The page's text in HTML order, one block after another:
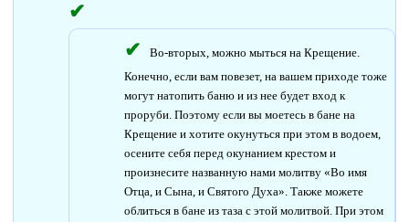
Во-вторых, можно мыться на Крещение.
Конечно, если вам повезет, на вашем приходе тоже
могут натопить баню и из нее будет вход к
проруби. Поэтому если вы моетесь в бане на
Крещение и хотите окунуться при этом в водоем,
осените себя перед окунанием крестом и
произнесите названную нами молитву «Во имя
Отца, и Сына, и Святого Духа». Также можете
облиться в бане из таза с этой молитвой. При этом